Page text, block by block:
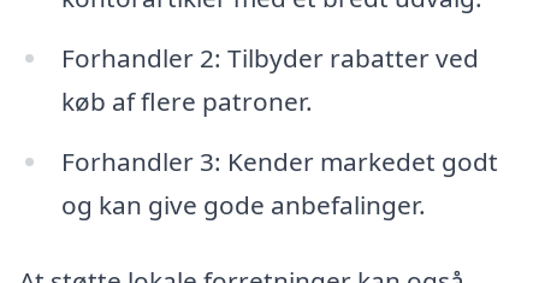
Forhandler 2: Tilbyder rabatter ved
køb af flere patroner.
Forhandler 3: Kender markedet godt
og kan give gode anbefalinger.